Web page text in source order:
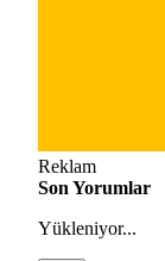
Reklam
Son Yorumlar
Yükleniyor...